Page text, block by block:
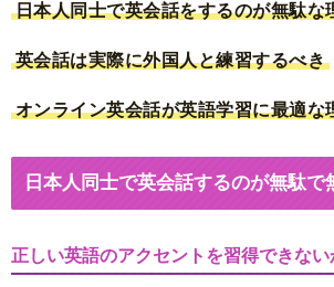
日本人同士で英会話をするのが無駄な
英会話は実際に外国人と練習するべき
オンライン英会話が英語学習に最適な
日本人同士で英会話するのが無駄で
正しい英語のアクセントを習得できない